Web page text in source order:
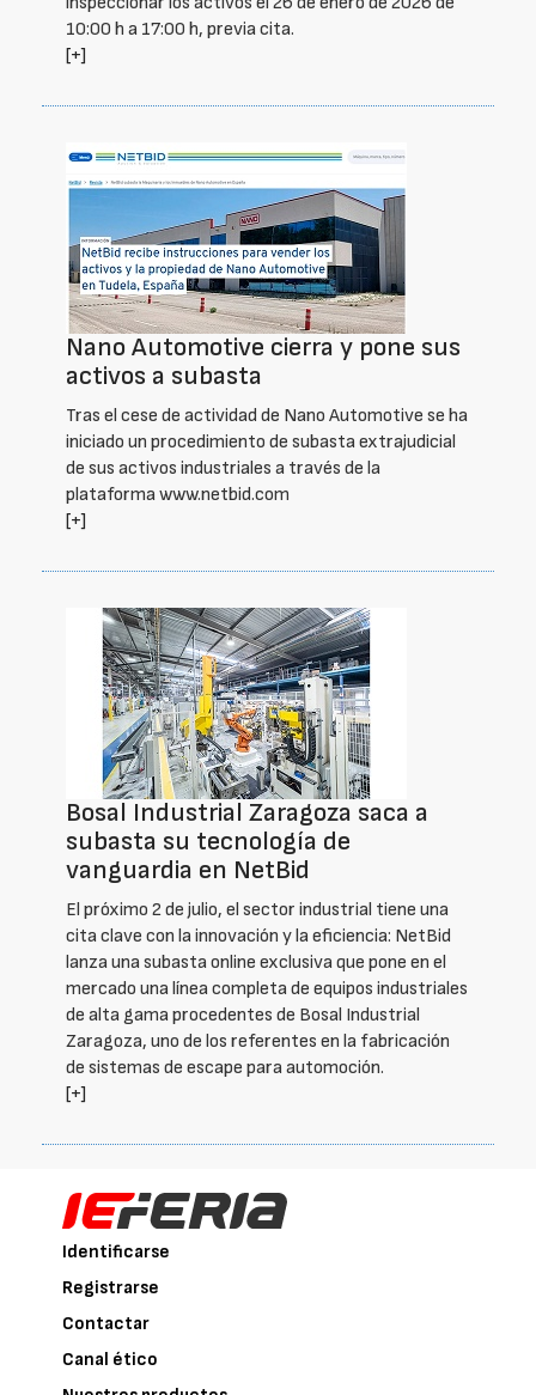
10:00 h a 17:00 h, previa cita.
[+]
Nano Automotive cierra y pone sus
activos a subasta
Tras el cese de actividad de Nano Automotive se ha
iniciado un procedimiento de subasta extrajudicial
de sus activos industriales a través de la
plataforma www.netbid.com
[+]
Bosal Industrial Zaragoza saca a
subasta su tecnología de
vanguardia en NetBid
El próximo 2 de julio, el sector industrial tiene una
cita clave con la innovación y la eficiencia: NetBid
lanza una subasta online exclusiva que pone en el
mercado una línea completa de equipos industriales
de alta gama procedentes de Bosal Industrial
Zaragoza, uno de los referentes en la fabricación
de sistemas de escape para automoción.
[+]
Identificarse
Registrarse
Contactar
Canal ético